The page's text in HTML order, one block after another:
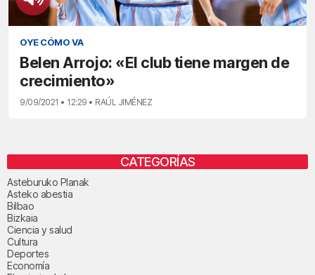
OYE CÓMO VA
Belen Arrojo: «El club tiene margen de
crecimiento»
9/09/2021 • 12:29 • RAÚL JIMÉNEZ
CATEGORÍAS
Asteburuko Planak
Asteko abestia
Bilbao
Bizkaia
Ciencia y salud
Cultura
Deportes
Economía